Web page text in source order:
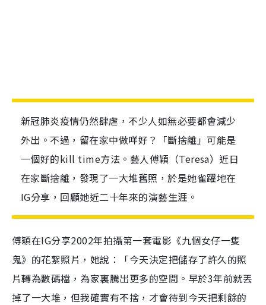
新冠肺炎疫情仍然肆虐，不少人如無必要都會減少
外出。不過，留在家中做咩好？「斷捨離」可能是
一個好的kill time方法。藝人傅穎（Teresa）近日
在家斷捨離，發現了一大堆舊照，於是她雀躍地在
IG分享，回顧她近二十年來的演藝生涯。
傅穎在IG分享2002年拍攝第一套電影《九個女仔一隻
鬼》的花絮照片，她說：「今天決定把儲存了許久的照
片轉為數碼檔，為家裏騰出更多的空間。早於3年前就丟
掉了一大堆，但我確實有不捨，才會待到今天把剩餘的